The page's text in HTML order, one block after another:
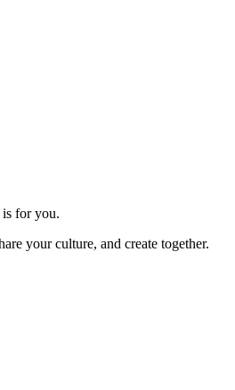
is for you.
your culture, and create together.